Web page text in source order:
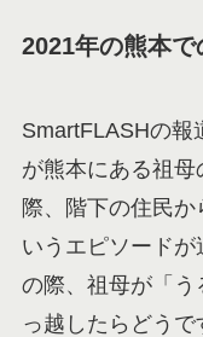
2021年の熊本
SmartFLASHの報
が熊本にある祖
際、階下の住民
いうエピソード
の際、祖母が「う
っ越したらどう